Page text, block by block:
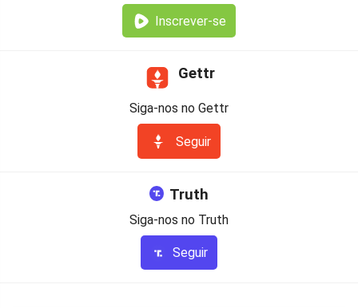
Inscrever-se
Gettr
Siga-nos no Gettr
Seguir
Truth
Siga-nos no Truth
Seguir